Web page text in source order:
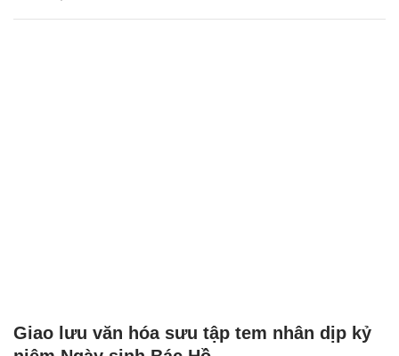
Giao lưu văn hóa sưu tập tem nhân dịp kỷ